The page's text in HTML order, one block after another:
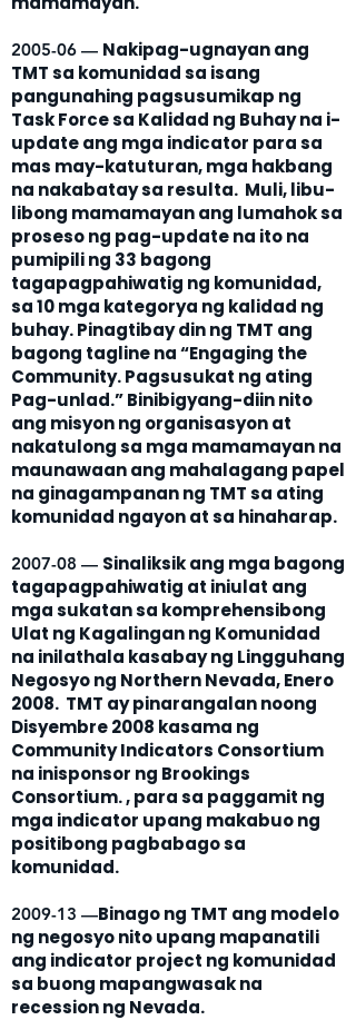
2005-06 — Nakipag-ugnayan ang
TMT sa komunidad sa isang
pangunahing pagsusumikap ng
Task Force sa Kalidad ng Buhay na i-
update ang mga indicator para sa
mas may-katuturan, mga hakbang
na nakabatay sa resulta. Muli, libu-
libong mamamayan ang lumahok sa
proseso ng pag-update na ito na
pumipili ng 33 bagong
tagapagpahiwatig ng komunidad,
sa 10 mga kategorya ng kalidad ng
buhay. Pinagtibay din ng TMT ang
bagong tagline na “Engaging the
Community. Pagsusukat ng ating
Pag-unlad.” Binibigyang-diin nito
ang misyon ng organisasyon at
nakatulong sa mga mamamayan na
maunawaan ang mahalagang papel
na ginagampanan ng TMT sa ating
komunidad ngayon at sa hinaharap.
2007-08 — Sinaliksik ang mga bagong
tagapagpahiwatig at iniulat ang
mga sukatan sa komprehensibong
Ulat ng Kagalingan ng Komunidad
na inilathala kasabay ng Lingguhang
Negosyo ng Northern Nevada, Enero
2008. TMT ay pinarangalan noong
Disyembre 2008 kasama ng
Community Indicators Consortium
na inisponsor ng Brookings
Consortium. , para sa paggamit ng
mga indicator upang makabuo ng
positibong pagbabago sa
komunidad.
2009-13 —Binago ng TMT ang modelo
ng negosyo nito upang mapanatili
ang indicator project ng komunidad
sa buong mapangwasak na
recession ng Nevada.